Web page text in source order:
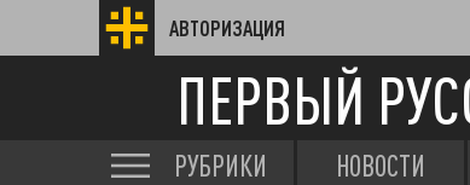
АВТОРИЗАЦИЯ
ПЕРВЫЙ
РУБРИКИ НОВОСТИ